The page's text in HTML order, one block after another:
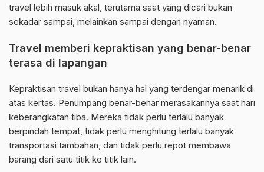
travel lebih masuk akal, terutama saat yang dicari bukan
sekadar sampai, melainkan sampai dengan nyaman.
Travel memberi kepraktisan yang benar-benar
terasa di lapangan
Kepraktisan travel bukan hanya hal yang terdengar menarik di
atas kertas. Penumpang benar-benar merasakannya saat hari
keberangkatan tiba. Mereka tidak perlu terlalu banyak
berpindah tempat, tidak perlu menghitung terlalu banyak
transportasi tambahan, dan tidak perlu repot membawa
barang dari satu titik ke titik lain.